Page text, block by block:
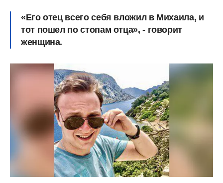
«Его отец всего себя вложил в Михаила, и
тот пошел по стопам отца», - говорит
женщина.